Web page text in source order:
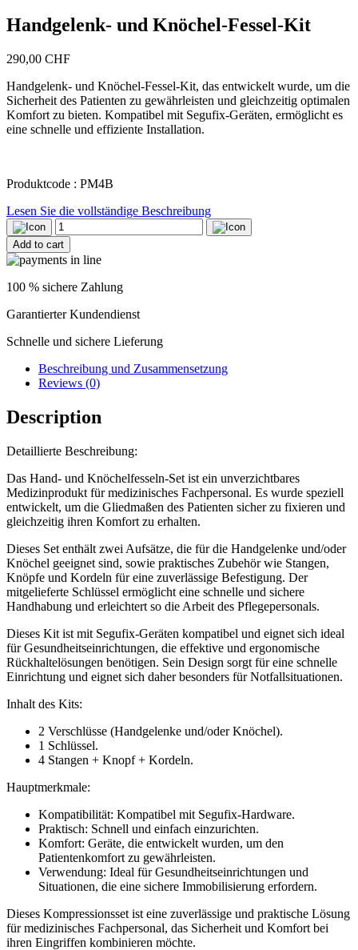
Handgelenk- und Knöchel-Fessel-Kit
290,00 CHF
Handgelenk- und Knöchel-Fessel-Kit, das entwickelt wurde, um die
Sicherheit des Patienten zu gewährleisten und gleichzeitig optimalen
Komfort zu bieten. Kompatibel mit Segufix-Geräten, ermöglicht es
eine schnelle und effiziente Installation.
Produktcode : PM4B
Lesen Sie die vollständige Beschreibung
Handgelenk-
und
Knöchel-
Fessel-
Kit
Add to cart
100 % sichere Zahlung
Garantierter Kundendienst
Schnelle und sichere Lieferung
Beschreibung und Zusammensetzung
Reviews (0)
Description
Detaillierte Beschreibung:
Das Hand- und Knöchelfesseln-Set ist ein unverzichtbares
Medizinprodukt für medizinisches Fachpersonal. Es wurde speziell
entwickelt, um die Gliedmaßen des Patienten sicher zu fixieren und
gleichzeitig ihren Komfort zu erhalten.
Dieses Set enthält zwei Aufsätze, die für die Handgelenke und/oder
Knöchel geeignet sind, sowie praktisches Zubehör wie Stangen,
Knöpfe und Kordeln für eine zuverlässige Befestigung. Der
mitgelieferte Schlüssel ermöglicht eine schnelle und sichere
Handhabung und erleichtert so die Arbeit des Pflegepersonals.
Dieses Kit ist mit Segufix-Geräten kompatibel und eignet sich ideal
für Gesundheitseinrichtungen, die effektive und ergonomische
Rückhaltelösungen benötigen. Sein Design sorgt für eine schnelle
Einrichtung und eignet sich daher besonders für Notfallsituationen.
Inhalt des Kits:
2 Verschlüsse (Handgelenke und/oder Knöchel).
1 Schlüssel.
4 Stangen + Knopf + Kordeln.
Hauptmerkmale:
Kompatibilität: Kompatibel mit Segufix-Hardware.
Praktisch: Schnell und einfach einzurichten.
Komfort: Geräte, die entwickelt wurden, um den
Patientenkomfort zu gewährleisten.
Verwendung: Ideal für Gesundheitseinrichtungen und
Situationen, die eine sichere Immobilisierung erfordern.
Dieses Kompressionsset ist eine zuverlässige und praktische Lösung
für medizinisches Fachpersonal, das Sicherheit und Komfort bei
ihren Eingriffen kombinieren möchte.